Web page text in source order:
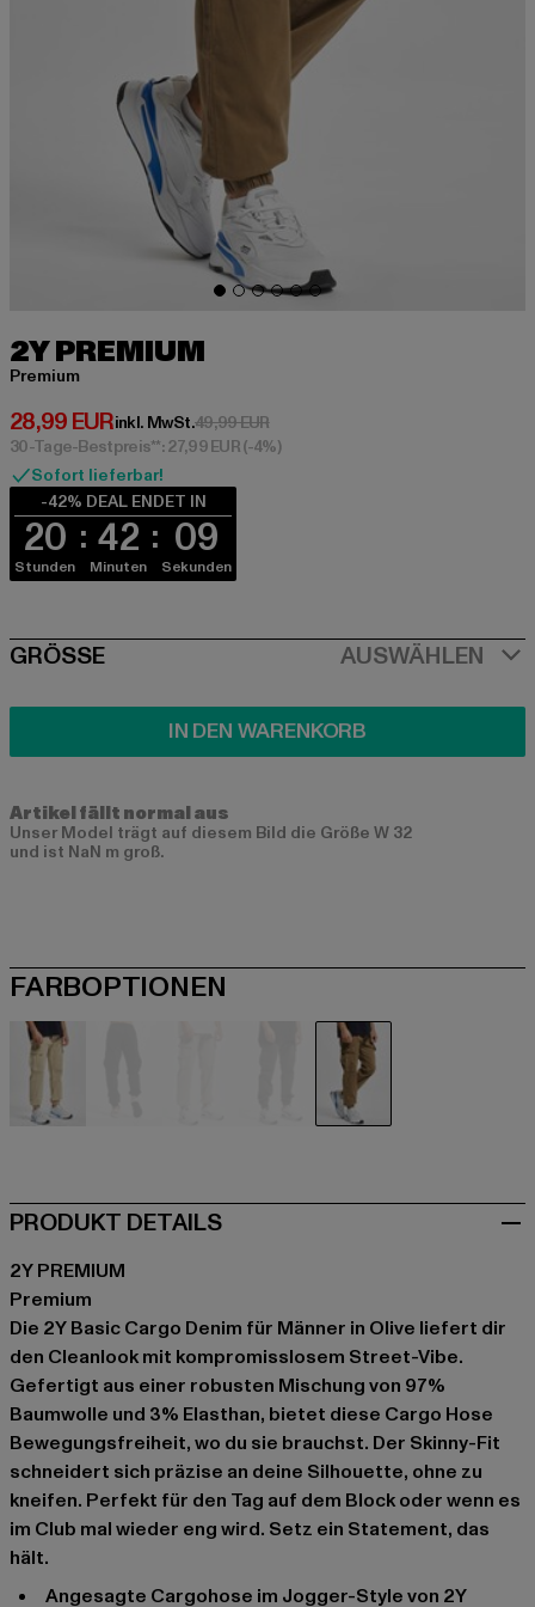
2Y PREMIUM
Premium
28,99 EUR
Derzeitiger Preis: 28,99 EUR
inkl. MwSt.49,99 EURAktionspreis: 49,99 EUR
30-Tage-Bestpreis**: 27,99 EUR(-4%)
Sofort lieferbar!
-42% DEAL ENDET IN
20
Stunden
42
Minuten
09
Sekunden
SIZE
GRÖSSE AUSWÄHLEN
IN DEN WARENKORB
Artikel fällt normal aus
Unser Model trägt auf diesem Bild die Größe W 32
und ist NaN m groß.
FARBOPTIONEN
PRODUKT DETAILS
2Y PREMIUM
Premium
Die 2Y Basic Cargo Denim für Männer in Olive liefert dir
den Cleanlook mit kompromisslosem Street-Vibe.
Gefertigt aus einer robusten Mischung von 97%
Baumwolle und 3% Elasthan, bietet diese Cargo Hose
Bewegungsfreiheit, wo du sie brauchst. Der Skinny-Fit
schneidert sich präzise an deine Silhouette, ohne zu
kneifen. Perfekt für den Tag auf dem Block oder wenn es
im Club mal wieder eng wird. Setz ein Statement, das
hält.
Angesagte Cargohose im Jogger-Style von 2Y